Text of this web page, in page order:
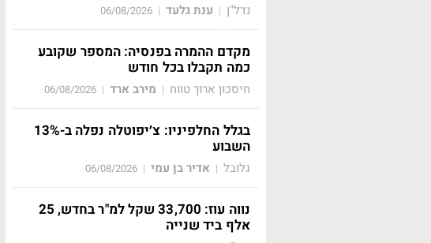
נדל"ן | ענת גלעד |
06/08/2026
מקדם ההמרה בפנסיה: המספר שקובע
כמה תקבלו בכל חודש
חיסכון ארוך טווח | מירב ארד |
06/08/2026
בגלל החלפיניו: צ׳יפוטלה נפלה ב-13%
השבוע
גלובל | אדיר בן עמי |
06/08/2026
נווה עוז: 33,700 שקל למ"ר בחדש, 25
אלף ביד שנייה